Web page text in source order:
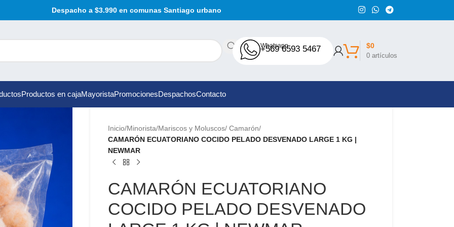
Despacho a $3.990 en comunas Santiago urbano
Whatsapp
+569 6593 5467
0 artículos
$0
Productos en cajaMayoristaPromocionesDespachosContacto
Inicio/Minorista/Mariscos y Moluscos/Camarón/
CAMARÓN ECUATORIANO COCIDO PELADO DESVENADO LARGE 1 KG |
NEWMAR
CAMARÓN ECUATORIANO
COCIDO PELADO DESVENADO